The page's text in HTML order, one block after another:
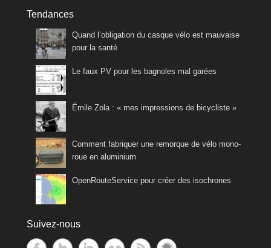
Tendances
Quand l’obligation du casque vélo est mauvaise
pour la santé
Le faux PV pour les bagnoles mal garées
Émile Zola : « mes impressions de bicycliste »
Comment fabriquer une remorque de vélo mono-
roue en aluminium
OpenRouteService pour créer des isochrones
Suivez-nous